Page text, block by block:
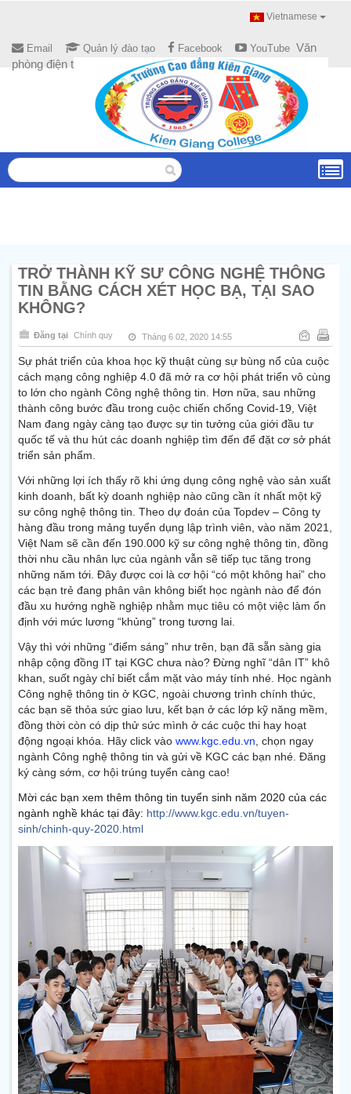
Vietnamese
Email Quản lý đào tạo Facebook YouTube Văn
phòng điện tử
TRỞ THÀNH KỸ SƯ CÔNG NGHỆ THÔNG
TIN BẰNG CÁCH XÉT HỌC BẠ, TẠI SAO
KHÔNG?
Đăng tại Chính quy Tháng 6 02, 2020 14:55
Sự phát triển của khoa học kỹ thuật cùng sự bùng nổ của cuộc
cách mạng công nghiệp 4.0 đã mở ra cơ hội phát triển vô cùng
to lớn cho ngành Công nghệ thông tin. Hơn nữa, sau những
thành công bước đầu trong cuộc chiến chống Covid-19, Việt
Nam đang ngày càng tạo được sự tin tưởng của giới đầu tư
quốc tế và thu hút các doanh nghiệp tìm đến để đặt cơ sở phát
triển sản phẩm.
Với những lợi ích thấy rõ khi ứng dụng công nghệ vào sản xuất
kinh doanh, bất kỳ doanh nghiệp nào cũng cần ít nhất một kỹ
sư công nghệ thông tin. Theo dự đoán của Topdev – Công ty
hàng đầu trong mảng tuyển dụng lập trình viên, vào năm 2021,
Việt Nam sẽ cần đến 190.000 kỹ sư công nghệ thông tin, đồng
thời nhu cầu nhân lực của ngành vẫn sẽ tiếp tục tăng trong
những năm tới. Đây được coi là cơ hội “có một không hai” cho
các bạn trẻ đang phân vân không biết học ngành nào để đón
đầu xu hướng nghề nghiệp nhằm mục tiêu có một việc làm ổn
định với mức lương “khủng” trong tương lai.
Vậy thì với những “điểm sáng” như trên, bạn đã sẵn sàng gia
nhập cộng đồng IT tại KGC chưa nào? Đừng nghĩ “dân IT” khô
khan, suốt ngày chỉ biết cắm mặt vào máy tính nhé. Học ngành
Công nghệ thông tin ở KGC, ngoài chương trình chính thức,
các bạn sẽ thỏa sức giao lưu, kết bạn ở các lớp kỹ năng mềm,
đồng thời còn có dịp thử sức mình ở các cuộc thi hay hoạt
động ngoại khóa. Hãy click vào www.kgc.edu.vn , chọn ngay
ngành Công nghệ thông tin và gửi về KGC các bạn nhé. Đăng
ký càng sớm, cơ hội trúng tuyển càng cao!
Mời các bạn xem thêm thông tin tuyển sinh năm 2020 của các
ngành nghề khác tại đây: http://www.kgc.edu.vn/tuyen-
sinh/chinh-quy-2020.html